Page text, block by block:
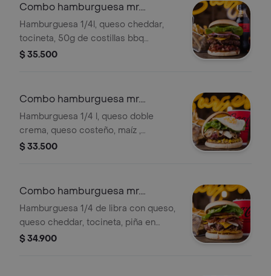
Combo hamburguesa mr.
costillas
Hamburguesa 1/4l, queso cheddar,
tocineta, 50g de costillas bbq
deshuesada, salsa, vegetales, papas y
$ 35.500
Combo hamburguesa mr.
campesina
Hamburguesa 1/4 l, queso doble
crema, queso costeño, maíz ,
vegetales, huevo frito, papa chip,
$ 33.500
Combo hamburguesa mr.
hawaiana
Hamburguesa 1/4 de libra con queso,
queso cheddar, tocineta, piña en
trozos, salsa, tomate, lechuga, cebolla,
$ 34.900